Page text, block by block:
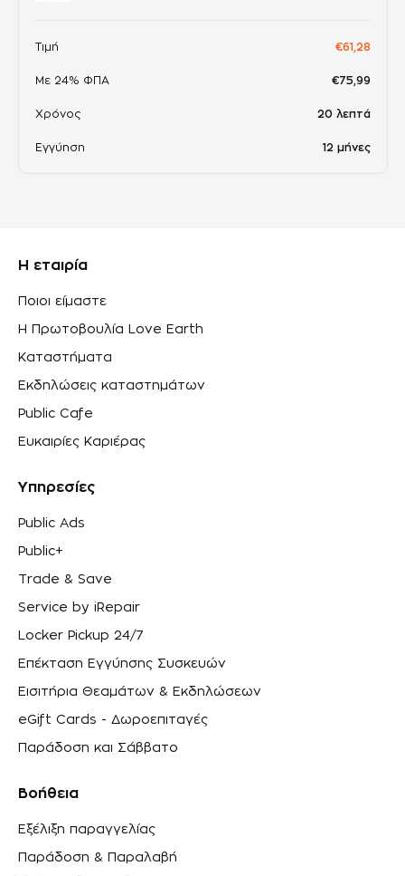
Τιμή €61,28
Με 24% ΦΠΑ €75,99
Χρόνος 20 λεπτά
Εγγύηση 12 μήνες
Η εταιρία
Ποιοι είμαστε
Η Πρωτοβουλία Love Earth
Καταστήματα
Εκδηλώσεις καταστημάτων
Public Cafe
Ευκαιρίες Καριέρας
Υπηρεσίες
Public Ads
Public+
Trade & Save
Service by iRepair
Locker Pickup 24/7
Επέκταση Εγγύησης Συσκευών
Εισιτήρια Θεαμάτων & Εκδηλώσεων
eGift Cards - Δωροεπιταγές
Παράδοση και Σάββατο
Βοήθεια
Εξέλιξη παραγγελίας
Παράδοση & Παραλαβή